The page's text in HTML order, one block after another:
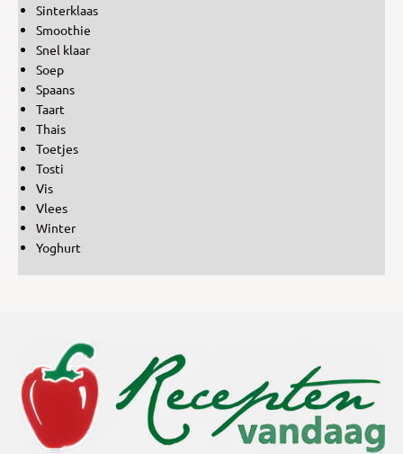
Sinterklaas
Smoothie
Snel klaar
Soep
Spaans
Taart
Thais
Toetjes
Tosti
Vis
Vlees
Winter
Yoghurt